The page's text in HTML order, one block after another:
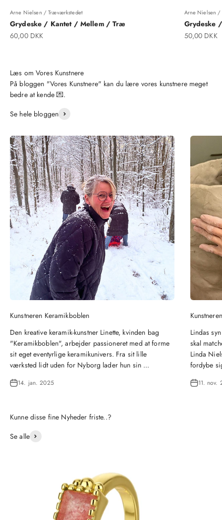
Arne Nielsen / Træværkstedet
Grydeske / Kantet / Mellem / Træ
Salgspris
60,00 DKK
Arne Nielsen
Grydeske
Salgspris
50,00 DKK
På bloggen "Vores Kunstnere" kan du lære vores kunstnere meget
bedre at kende 💌.
Se hele bloggen
Kunstneren Keramikboblen
Den kreative keramik-kunstner Linette, kvinden bag
"Keramikboblen", arbejder passioneret med at forme
sit eget eventyrlige keramikunivers. Fra sit lille
værksted lidt uden for Nyborg lader hun sin ...
14. jan. 2025
Lindas
skal
Linda
fordybe
11. nov.
Se alle